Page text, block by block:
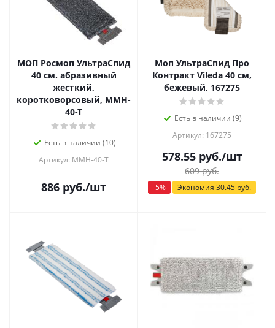
МОП Росмоп УльтраСпид
40 см. абразивный
жесткий,
коротковорсовый, MMH-
40-T
Есть в наличии (10)
Артикул: MMH-40-T
886 руб./шт
Моп УльтраСпид Про
Контракт Vileda 40 см,
бежевый, 167275
Есть в наличии (9)
Артикул: 167275
578.55руб./шт
609руб.
-5% Экономия 30.45 руб.